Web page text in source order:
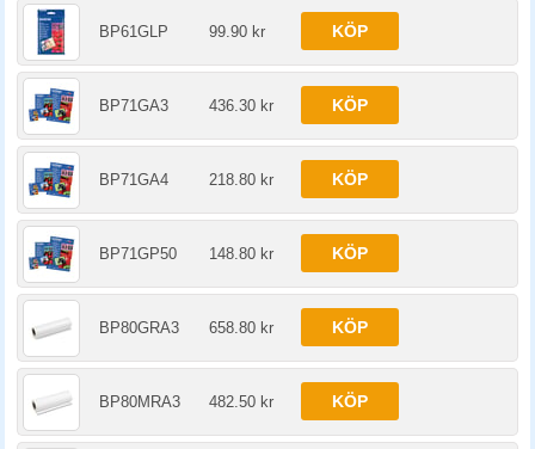
BP61GLP 99.90 kr KÖP
BP71GA3 436.30 kr KÖP
BP71GA4 218.80 kr KÖP
BP71GP50 148.80 kr KÖP
BP80GRA3 658.80 kr KÖP
BP80MRA3 482.50 kr KÖP